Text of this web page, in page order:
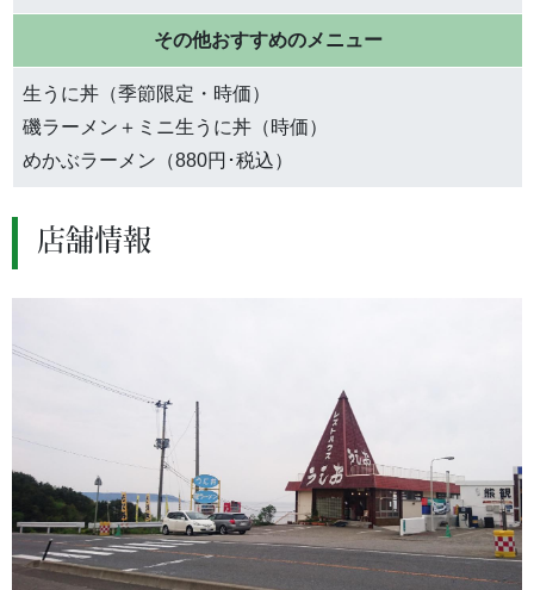
その他おすすめのメニュー
生うに丼（季節限定・時価）
磯ラーメン＋ミニ生うに丼（時価）
めかぶラーメン（880円･税込）
店舗情報